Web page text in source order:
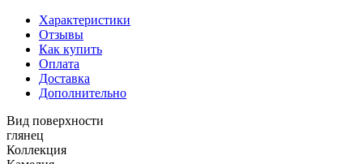
Характеристики
Отзывы
Как купить
Оплата
Доставка
Дополнительно
Вид поверхности
глянец
Коллекция